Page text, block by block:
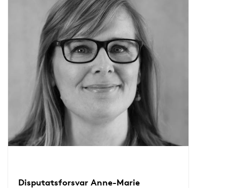
Disputatsforsvar Anne-Marie